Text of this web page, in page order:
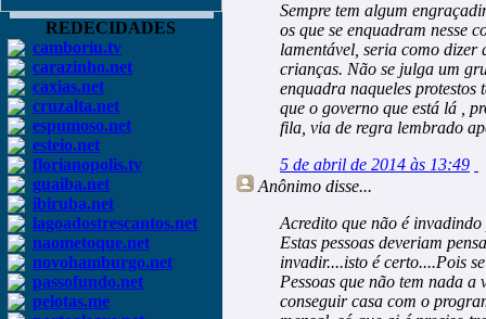
REDECIDADES
camboriu.tv
carazinho.net
caxias.net
cruzalta.net
espumoso.net
esteio.net
florianopolis.tv
guaiba.net
ibiruba.net
lagoadostrescantos.net
naometoque.net
novohamburgo.net
passofundo.net
pelotas.me
Sempre tem algum
os que se enquadram nesse
lamentável, seria como dizer
crianças. Não se julga um
enquadra naqueles
que o governo que está lá ,
fila, via de regra lembrado
5 de abril de 2014 às 13:49
Anônimo disse...
Acredito que não é
Estas pessoas deveriam
invadir....isto é certo....Pois
Pessoas que não tem nada
conseguir casa com o